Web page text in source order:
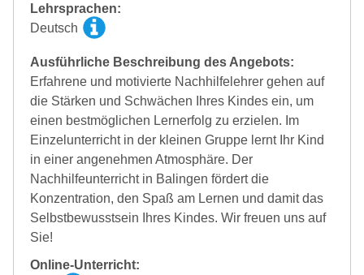
Lehrsprachen:
Deutsch
Ausführliche Beschreibung des Angebots:
Erfahrene und motivierte Nachhilfelehrer gehen auf
die Stärken und Schwächen Ihres Kindes ein, um
einen bestmöglichen Lernerfolg zu erzielen. Im
Einzelunterricht in der kleinen Gruppe lernt Ihr Kind
in einer angenehmen Atmosphäre. Der
Nachhilfeunterricht in Balingen fördert die
Konzentration, den Spaß am Lernen und damit das
Selbstbewusstsein Ihres Kindes. Wir freuen uns auf
Sie!
Online-Unterricht: